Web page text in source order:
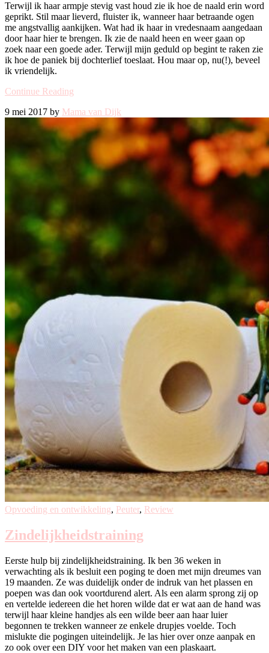
Terwijl ik haar armpje stevig vast houd zie ik hoe de naald erin word
geprikt. Stil maar lieverd, fluister ik, wanneer haar betraande ogen
me angstvallig aankijken. Wat had ik haar in vredesnaam aangedaan
door haar hier te brengen. Ik zie de naald heen en weer gaan op
zoek naar een goede ader. Terwijl mijn geduld op begint te raken zie
ik hoe de paniek bij dochterlief toeslaat. Hou maar op, nu(!), beveel
ik vriendelijk.
Continue Reading
9 mei 2017 by Mama van Dijk
Opvoeding en ontwikkeling, Peuter, Review
Zindelijkheidstraining
Eerste hulp bij zindelijkheidstraining. Ik ben 36 weken in
verwachting als ik besluit een poging te doen met mijn dreumes van
19 maanden. Ze was duidelijk onder de indruk van het plassen en
poepen was dan ook voortdurend alert. Als een alarm sprong zij op
en vertelde iedereen die het horen wilde dat er wat aan de hand was
terwijl haar kleine handjes als een wilde beer aan haar luier
begonnen te trekken wanneer ze enkele drupjes voelde. Toch
mislukte die pogingen uiteindelijk. Je las hier over onze aanpak en
zo ook over een DIY voor het maken van een plaskaart.